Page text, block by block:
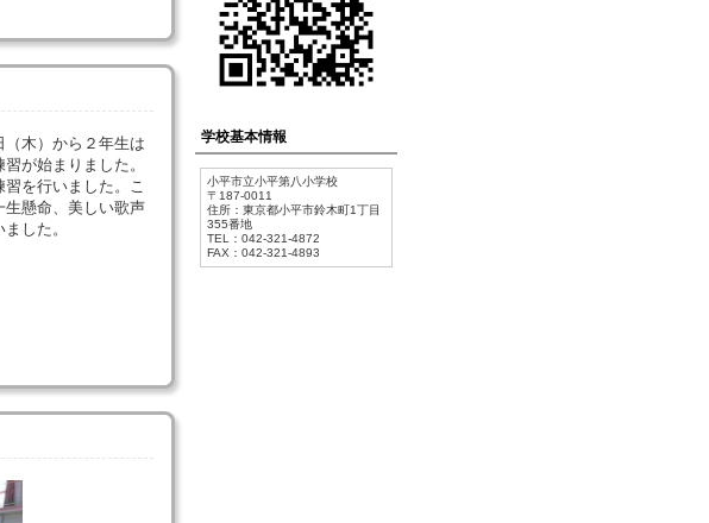
木）から２年生は
が始まりました。
を行いました。こ
生懸命、美しい歌声
した。
学校基本情報
小平市立小平第八小学校
〒187-0011
住所：東京都小平市鈴木町1丁目
355番地
TEL：042-321-4872
FAX：042-321-4893